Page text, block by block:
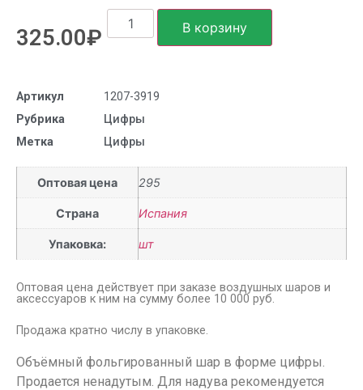
325.00₽ В корзину
Артикул
1207-3919
Рубрика
Цифры
Метка
Цифры
Оптовая цена 295
Страна Испания
Упаковка: шт
Оптовая цена действует при заказе воздушных шаров и
аксессуаров к ним на сумму более 10 000 руб.
Продажа кратно числу в упаковке.
Объёмный фольгированный шар в форме цифры.
Продается ненадутым. Для надува рекомендуется